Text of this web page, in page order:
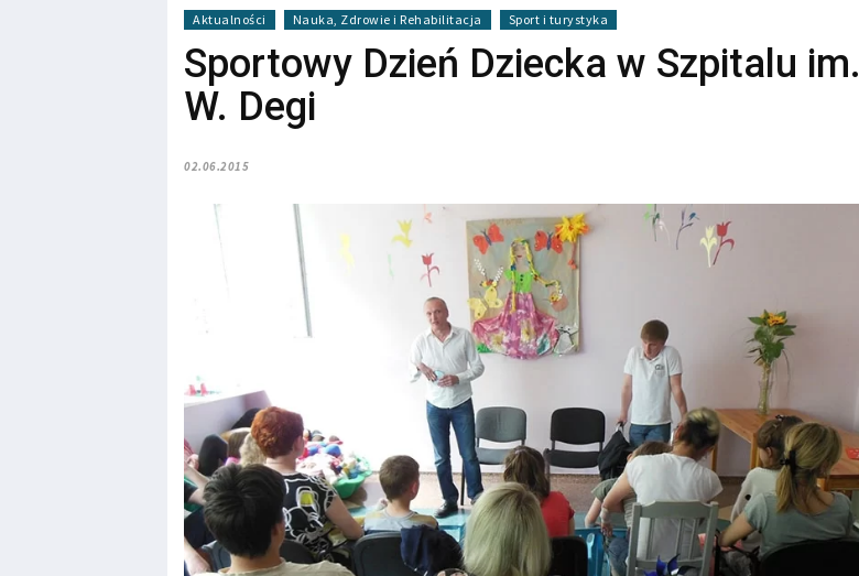
Aktualności Nauka, Zdrowie i Rehabilitacja Sport i turystyka
Sportowy Dzień Dziecka w Szpitalu im.
W. Degi
02.06.2015